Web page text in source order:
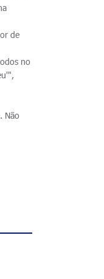
de
no
Não